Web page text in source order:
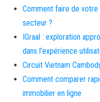
Comment faire de
secteur ?
IGraal : exploration
dans l’expérience
Circuit Vietnam
Comment comparer
immobilier en ligne